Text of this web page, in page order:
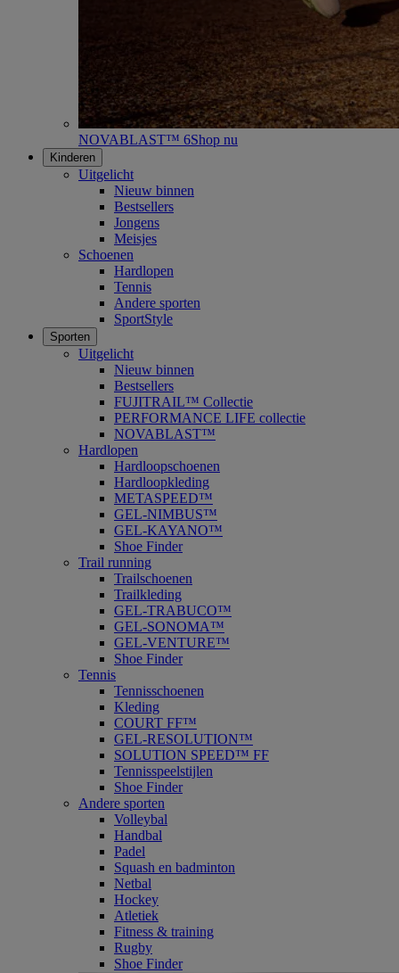
NOVABLAST™ 6Shop nu
Kinderen
Uitgelicht
Nieuw binnen
Bestsellers
Jongens
Meisjes
Schoenen
Hardlopen
Tennis
Andere sporten
SportStyle
Sporten
Uitgelicht
Nieuw binnen
Bestsellers
FUJITRAIL™ Collectie
PERFORMANCE LIFE collectie
NOVABLAST™
Hardlopen
Hardloopschoenen
Hardloopkleding
METASPEED™
GEL-NIMBUS™
GEL-KAYANO™
Shoe Finder
Trail running
Trailschoenen
Trailkleding
GEL-TRABUCO™
GEL-SONOMA™
GEL-VENTURE™
Shoe Finder
Tennis
Tennisschoenen
Kleding
COURT FF™
GEL-RESOLUTION™
SOLUTION SPEED™ FF
Tennisspeelstijlen
Shoe Finder
Andere sporten
Volleybal
Handbal
Padel
Squash en badminton
Netbal
Hockey
Atletiek
Fitness & training
Rugby
Shoe Finder